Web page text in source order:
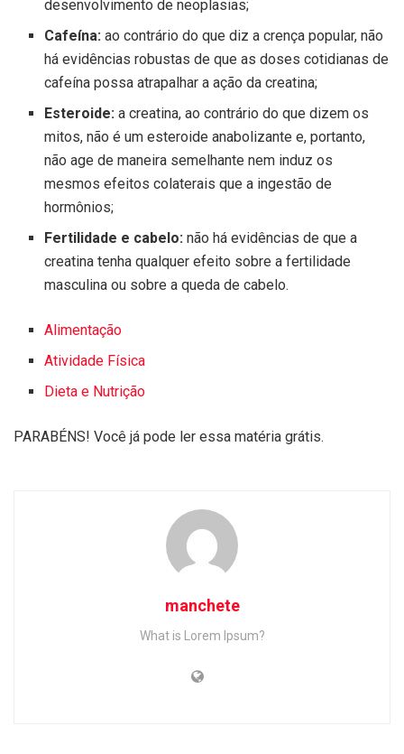
desenvolvimento de neoplasias;
Cafeína: ao contrário do que diz a crença popular, não
há evidências robustas de que as doses cotidianas de
cafeína possa atrapalhar a ação da creatina;
Esteroide: a creatina, ao contrário do que dizem os
mitos, não é um esteroide anabolizante e, portanto,
não age de maneira semelhante nem induz os
mesmos efeitos colaterais que a ingestão de
hormônios;
Fertilidade e cabelo: não há evidências de que a
creatina tenha qualquer efeito sobre a fertilidade
masculina ou sobre a queda de cabelo.
Alimentação
Atividade Física
Dieta e Nutrição
PARABÉNS! Você já pode ler essa matéria grátis.
manchete
What is Lorem Ipsum?